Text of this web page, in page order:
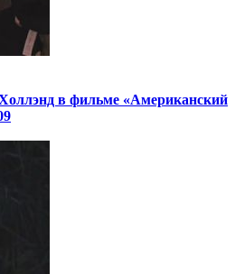
в фильме «Американский